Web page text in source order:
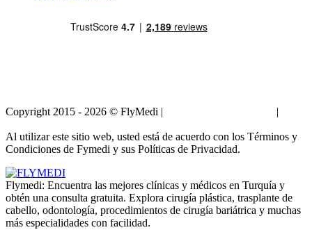
Copyright 2015 - 2026 © FlyMedi |
|
Al utilizar este sitio web, usted está de acuerdo con los Términos y
Condiciones de Fymedi y sus Políticas de Privacidad.
Flymedi: Encuentra las mejores clínicas y médicos en Turquía y
obtén una consulta gratuita. Explora cirugía plástica, trasplante de
cabello, odontología, procedimientos de cirugía bariátrica y muchas
más especialidades con facilidad.